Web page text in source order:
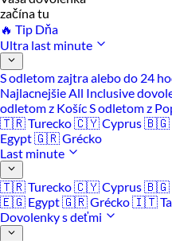
začína tu
🔥 Tip Dňa
Ultra last minute
S odletom zajtra alebo do 24
Najlacnejšie All Inclusive
odletom z KošícS odletom z
🇹🇷 Turecko🇨🇾 Cyprus🇧🇬
Egypt🇬🇷 Grécko
Last minute
🇹🇷 Turecko🇨🇾 Cyprus🇧🇬
🇪🇬 Egypt🇬🇷 Grécko🇮🇹
Dovolenky s deťmi